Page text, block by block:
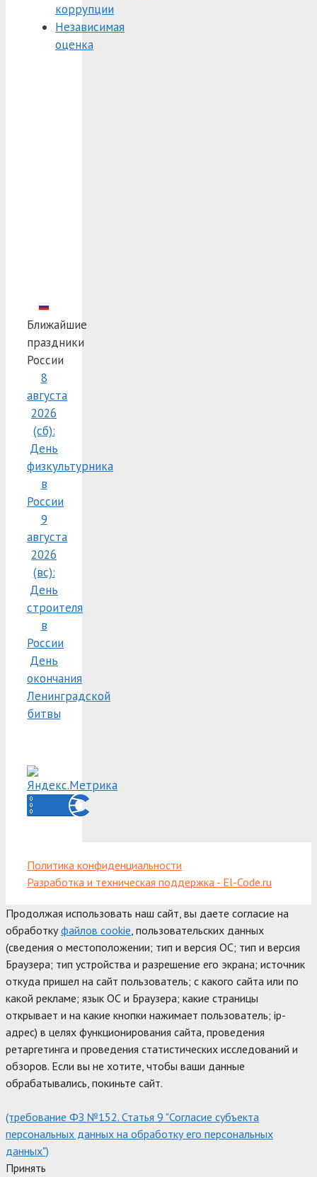
коррупции
Независимая
оценка
Ближайшие
праздники
России
8
августа
2026
(сб):
День
физкультурника
в
России
9
августа
2026
(вс):
День
строителя
в
России
День
окончания
Ленинградской
битвы
Политика конфиденциальности
Разработка и техническая поддержка - El-Code.ru
Продолжая использовать наш сайт, вы даете согласие на
обработкуфайлов cookie , пользовательских данных
(сведения о местоположении; тип и версия ОС; тип и версия
Браузера; тип устройства и разрешение его экрана; источник
откуда пришел на сайт пользователь; с какого сайта или по
какой рекламе; язык ОС и Браузера; какие страницы
открывает и на какие кнопки нажимает пользователь; ip-
адрес) в целях функционирования сайта, проведения
ретаргетинга и проведения статистических исследований и
обзоров. Если вы не хотите, чтобы ваши данные
обрабатывались, покиньте сайт.
(требование ФЗ №152. Статья 9 "Согласие субъекта
персональных данных на обработку его персональных
данных")
Принять